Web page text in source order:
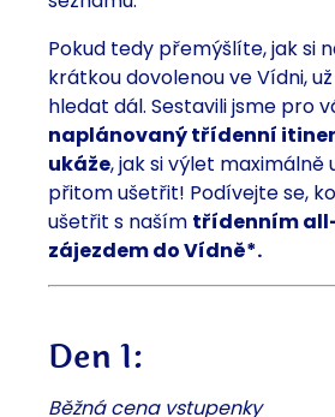
Pokud tedy přemýšlíte, jak si
krátkou dovolenou ve Vídni,
hledat dál. Sestavili jsme pro
naplánovaný třídenní
ukáže, jak si výlet maximálně
přitom ušetřit! Podívejte se,
ušetřit s naším třídenním
zájezdem do Vídně*.
Den 1:
Běžná cena vstupenky